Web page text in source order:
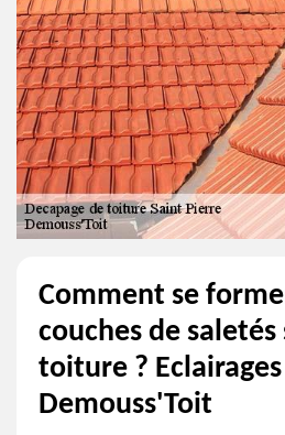
Comment se
couches de saletés
toiture ?
Demouss'Toit